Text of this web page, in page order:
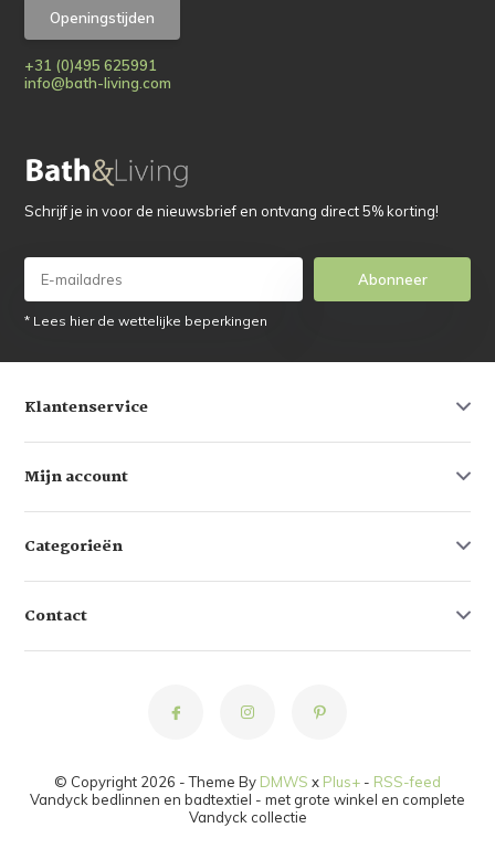
Openingstijden
+31 (0)495 625991
info@bath-living.com
Schrijf je in voor de nieuwsbrief en ontvang direct 5% korting!
Abonneer
* Lees hier de wettelijke beperkingen
Klantenservice
Mijn account
Categorieën
Contact
© Copyright 2026 - Theme By DMWS x Plus+ - RSS-feed
Vandyck bedlinnen en badtextiel - met grote winkel en complete
Vandyck collectie